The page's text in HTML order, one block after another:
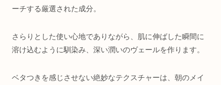
ーチする厳選された成分。
さらりとした使い心地でありながら、肌に伸ばした瞬間に
溶け込むように馴染み、深い潤いのヴェールを作ります。
ベタつきを感じさせない絶妙なテクスチャーは、朝のメイ